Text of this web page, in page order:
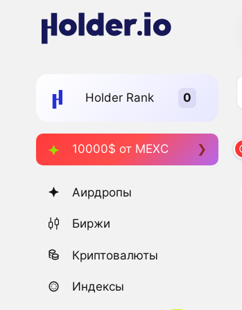
Holder Rank
10000$ от MEXC
Аирдропы
Биржи
Криптовалюты
Индексы